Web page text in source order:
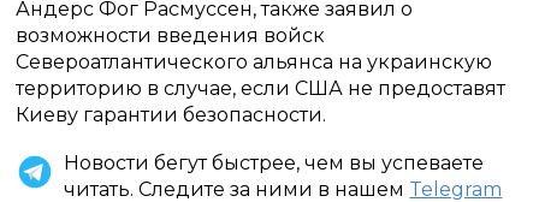
Андерс Фог Расмуссен, также заявил о
возможности введения войск
Североатлантического альянса на украинскую
территорию в случае, если США не предоставят
Киеву гарантии безопасности.
Новости бегут быстрее, чем вы успеваете
читать. Следите за ними в нашем Telegram